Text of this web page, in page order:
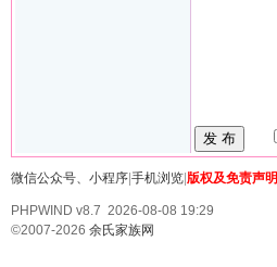
发 布
微信公众号、小程序 手机浏览 版权及免责声明
PHPWIND v8.7 2026-08-08 19:29
©2007-2026 余氏家族网